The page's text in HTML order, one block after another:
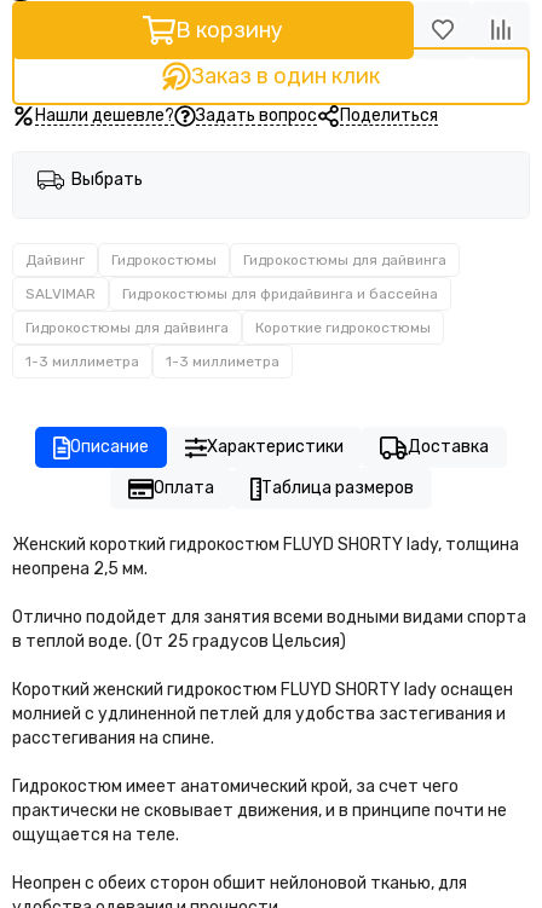
В корзину
Заказ в один клик
Нашли дешевле? Задать вопрос Поделиться
Выбрать
Дайвинг Гидрокостюмы
Гидрокостюмы для дайвинга
SALVIMAR
Гидрокостюмы для фридайвинга и бассейна
Гидрокостюмы для дайвинга
Короткие гидрокостюмы
1-3 миллиметра
1-3 миллиметра
Описание Характеристики
Доставка
Оплата
Таблица размеров
Женский короткий гидрокостюм FLUYD SHORTY lady, толщина
неопрена 2,5 мм.
Отлично подойдет для занятия всеми водными видами спорта
в теплой воде. (От 25 градусов Цельсия)
Короткий женский гидрокостюм FLUYD SHORTY lady оснащен
молнией с удлиненной петлей для удобства застегивания и
расстегивания на спине.
Гидрокостюм имеет анатомический крой, за счет чего
практически не сковывает движения, и в принципе почти не
ощущается на теле.
Неопрен с обеих сторон обшит нейлоновой тканью, для